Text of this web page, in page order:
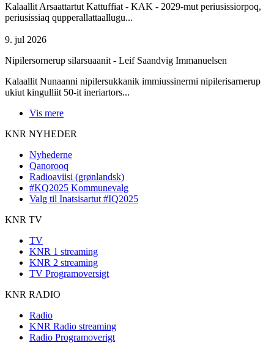
Kalaallit Arsaattartut Kattuffiat - KAK - 2029-mut periusissiorpoq,
periusissiaq qupperallattaallugu...
9. jul 2026
Nipilersornerup silarsuaanit - Leif Saandvig Immanuelsen
Kalaallit Nunaanni nipilersukkanik immiussinermi nipilerisarnerup
ukiut kingulliit 50-it ineriartors...
Vis mere
KNR NYHEDER
Nyhederne
Qanorooq
Radioaviisi (grønlandsk)
#KQ2025 Kommunevalg
Valg til Inatsisartut #IQ2025
KNR TV
TV
KNR 1 streaming
KNR 2 streaming
TV Programoversigt
KNR RADIO
Radio
KNR Radio streaming
Radio Programoverigt